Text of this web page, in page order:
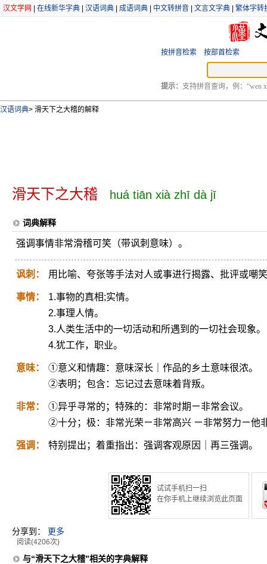
汉文学网 在线新华字典 汉语词典 成语词典 中文转拼音 文言文字典 繁体字转
按拼音检索 按部首检索
提示： 支持拼音查询，例：“wen
汉语词典> 滑天下之大稽的解释
滑天下之大稽 huá tiān xià zhī dà jī
词典解释
强调事情非常滑稽可笑（带讽刺意味）。
讽刺： 用比喻、夸张等手法对人或事进行揭露、批评或嘲
事情：
1.事物的真相;实情。
2.事理人情。
3.人类生活中的一切活动和所遇到的一切社会现象。
4.犹工作，职业。
意味：
①意义和情趣：意味深长｜作品的乡土意味很浓。
②表明；包含：忘记过去意味着背叛。
非常：
①异乎寻常的；特殊的：非常时期ㄧ非常会议。
②十分；极：非常光荣ㄧ非常高兴 ㄧ非常努力ㄧ他
强调： 特别提出；着重指出：强调客观原因｜再三强调。
试试手机扫一扫
在你手机上继续浏览此页面
分享到： 更多
阅读(4206次)
与“滑天下之大稽”相关的字典解释